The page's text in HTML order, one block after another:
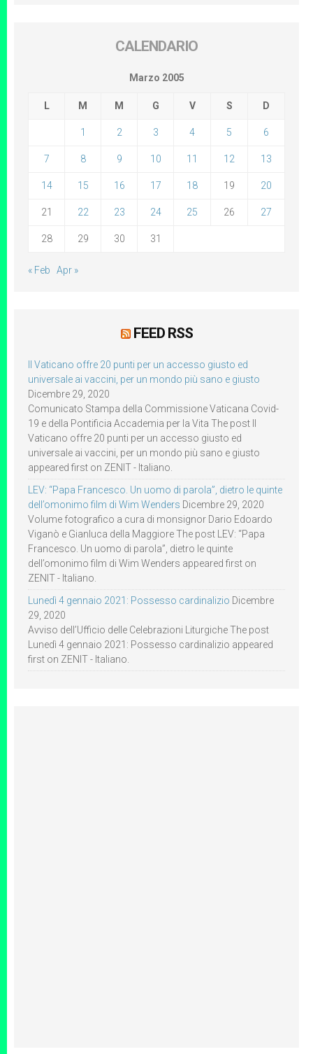
CALENDARIO
Marzo 2005
L M M G V S D
1 2 3 4 5 6
7 8 9 10 11 12 13
14 15 16 17 18 19 20
21 22 23 24 25 26 27
28 29 30 31
« Feb Apr »
FEED RSS
Il Vaticano offre 20 punti per un accesso giusto ed
universale ai vaccini, per un mondo più sano e giusto
Dicembre 29, 2020
Comunicato Stampa della Commissione Vaticana Covid-
19 e della Pontificia Accademia per la Vita The post Il
Vaticano offre 20 punti per un accesso giusto ed
universale ai vaccini, per un mondo più sano e giusto
appeared first on ZENIT - Italiano.
LEV: “Papa Francesco. Un uomo di parola”, dietro le quinte
dell’omonimo film di Wim Wenders Dicembre 29, 2020
Volume fotografico a cura di monsignor Dario Edoardo
Viganò e Gianluca della Maggiore The post LEV: “Papa
Francesco. Un uomo di parola”, dietro le quinte
dell’omonimo film di Wim Wenders appeared first on
ZENIT - Italiano.
Lunedì 4 gennaio 2021: Possesso cardinalizio Dicembre
29, 2020
Avviso dell’Ufficio delle Celebrazioni Liturgiche The post
Lunedì 4 gennaio 2021: Possesso cardinalizio appeared
first on ZENIT - Italiano.